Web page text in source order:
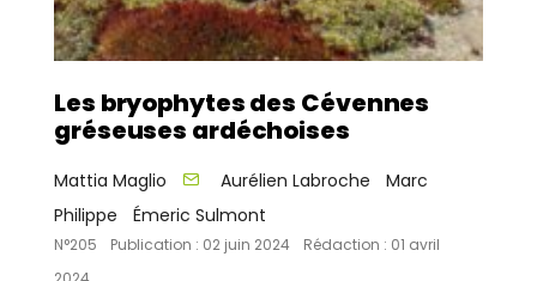
Les bryophytes des Cévennes
gréseuses ardéchoises
Mattia Maglio Aurélien Labroche
Marc
Philippe
Émeric Sulmont
N°205 Publication : 02 juin 2024
Rédaction : 01 avril